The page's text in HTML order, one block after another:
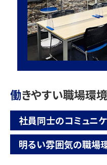
働きやすい職場環境
社員同士のコミュニケ
明るい雰囲気の職場